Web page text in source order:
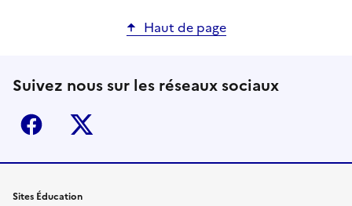
Haut de page
Suivez nous sur les réseaux sociaux
Facebook
Sites Éducation